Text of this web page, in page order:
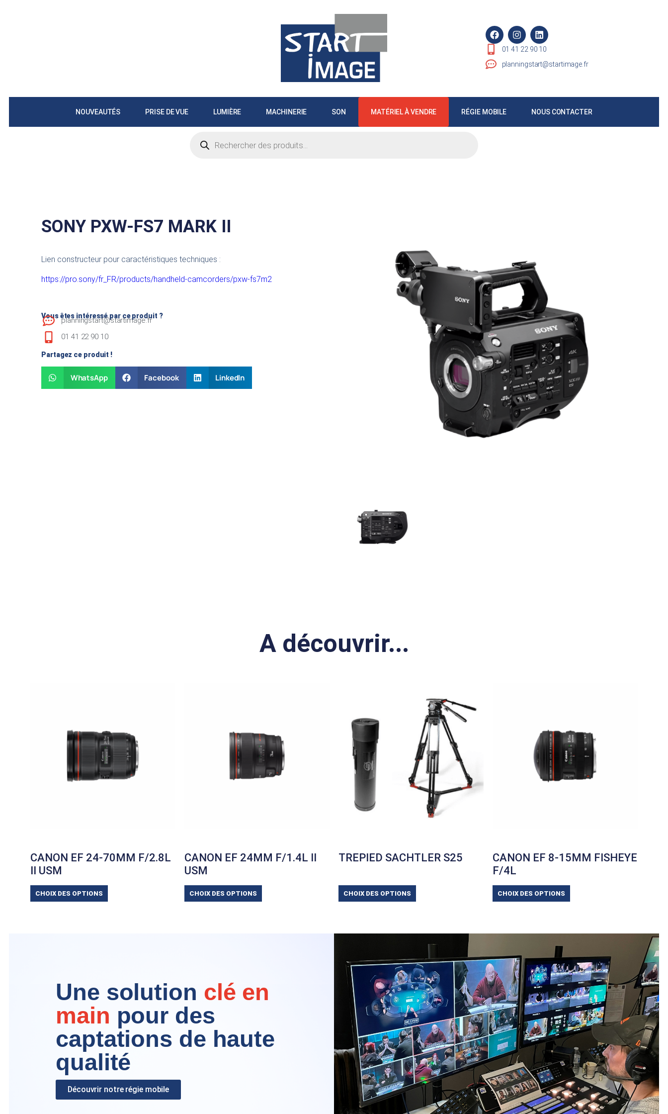
01 41 22 90 10
planningstart@startimage.fr
NOUVEAUTÉS PRISE DE VUE LUMIÈRE MACHINERIE SON MATÉRIEL À VENDRE RÉGIE MOBILE NOUS CONTACTER
SONY PXW-FS7 MARK II
Lien constructeur pour caractéristiques techniques :
https://pro.sony/fr_FR/products/handheld-camcorders/pxw-fs7m2
Vous êtes intéressé par ce produit ?
planningstart@startimage.fr
01 41 22 90 10
Partagez ce produit !
WhatsApp Facebook LinkedIn
A découvrir...
CANON EF 24-70MM F/2.8L
II USM
CHOIX DES OPTIONS
CANON EF 24MM F/1.4L II
USM
CHOIX DES OPTIONS
TREPIED SACHTLER S25
CHOIX DES OPTIONS
CANON EF 8-15MM FISHEYE
F/4L
CHOIX DES OPTIONS
Une solution clé en
main pour des
captations de haute
qualité
Découvrir notre régie mobile